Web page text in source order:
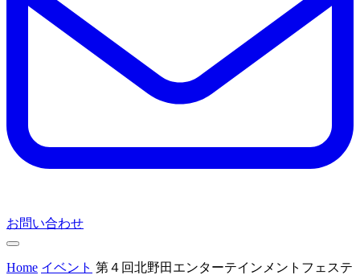
お問い合わせ
Home イベント 第４回北野田エンターテインメントフェステ